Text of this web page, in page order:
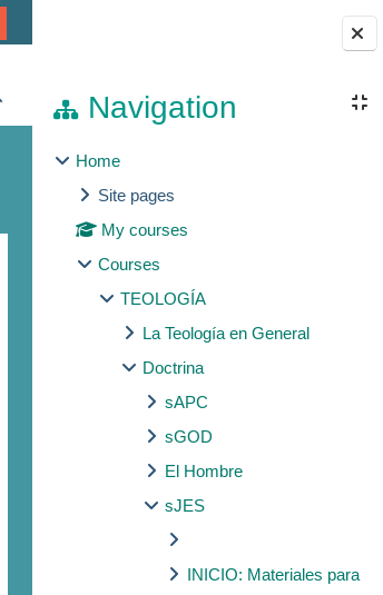
Blocks
Navigation
Home
Site pages
My courses
Courses
TEOLOGÍA
La Teología en General
Doctrina
sAPC
sGOD
El Hombre
sJES
INICIO: Materiales para
Toggle search input